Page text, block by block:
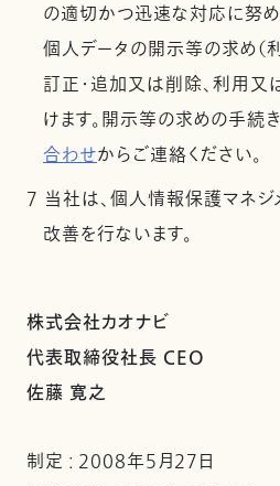
の適切かつ迅速な対応に努め
個人データの開示等の求め（
訂正・追加又は削除、利用又
けます。開示等の求めの手続
合わせからご連絡ください。
7 当社は、個人情報保護マネジ
改善を行ないます。
株式会社カオナビ
代表取締役社長 CEO
佐藤 寛之
制定 : 2008年5月27日